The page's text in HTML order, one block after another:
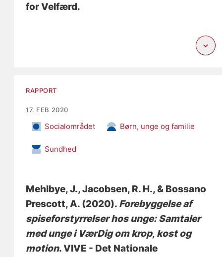
for Velfærd.
RAPPORT
17. FEB 2020
Socialområdet Børn, unge og familie
Sundhed
Mehlbye, J., Jacobsen, R. H., & Bossano
Prescott, A. (2020). Forebyggelse af
spiseforstyrrelser hos unge: Samtaler
med unge i VærDig om krop, kost og
motion. VIVE - Det Nationale